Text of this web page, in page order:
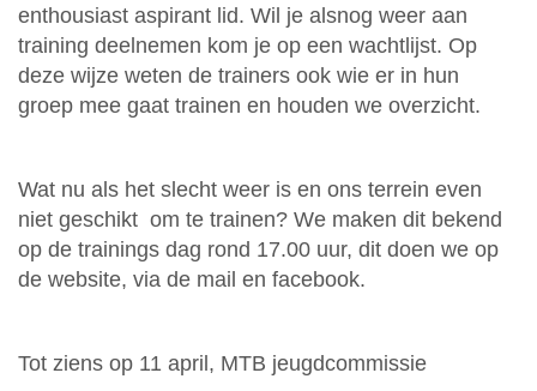
enthousiast aspirant lid. Wil je alsnog weer aan
training deelnemen kom je op een wachtlijst. Op
deze wijze weten de trainers ook wie er in hun
groep mee gaat trainen en houden we overzicht.
Wat nu als het slecht weer is en ons terrein even
niet geschikt om te trainen? We maken dit bekend
op de trainings dag rond 17.00 uur, dit doen we op
de website, via de mail en facebook.
Tot ziens op 11 april, MTB jeugdcommissie